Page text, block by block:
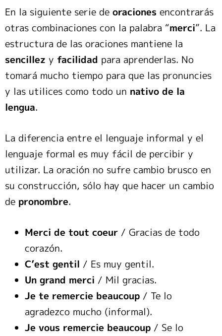
En la siguiente serie de oraciones encontrarás
otras combinaciones con la palabra “merci”. La
estructura de las oraciones mantiene la
sencillez y facilidad para aprenderlas. No
tomará mucho tiempo para que las pronuncies
y las utilices como todo un nativo de la
lengua.
La diferencia entre el lenguaje informal y el
lenguaje formal es muy fácil de percibir y
utilizar. La oración no sufre cambio brusco en
su construcción, sólo hay que hacer un cambio
de pronombre.
Merci de tout coeur / Gracias de todo
corazón.
C’est gentil / Es muy gentil.
Un grand merci / Mil gracias.
Je te remercie beaucoup / Te lo
agradezco mucho (informal).
Je vous remercie beaucoup / Se lo